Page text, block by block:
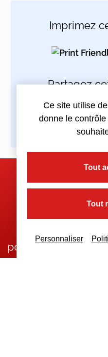
Imprimez
Partagez
Nous
Nous restons
pour toutes
Ce site utilise
donne le
Tout
Tout
Personnaliser